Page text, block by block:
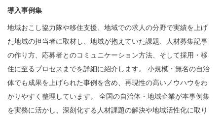
導入事例集
地域おこし協力隊や移住支援、地域での求人の分野で実績を上げ
た地域の担当者に取材し、地域が抱えていた課題、人材募集記事
の作り方、応募者とのコミュニケーション方法、そして採用・移
住に至るプロセスまでを詳細に紹介します。 小規模・無名の自治
体でも成果を上げられた事例を含め、再現性の高いノウハウをわ
かりやすく整理しています。 全国の自治体・地域企業が本事例集
を実務に活かし、深刻化する人材課題の解決や地域活性化に取り